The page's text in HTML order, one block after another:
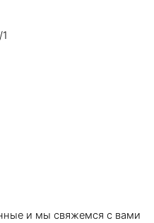
и мы свяжемся с вами